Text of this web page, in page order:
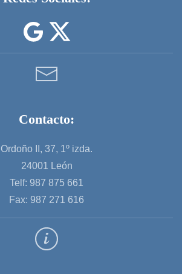
Contacto:
Ordoño II, 37, 1º izda.
24001 León
Telf: 987 875 661
Fax: 987 271 616